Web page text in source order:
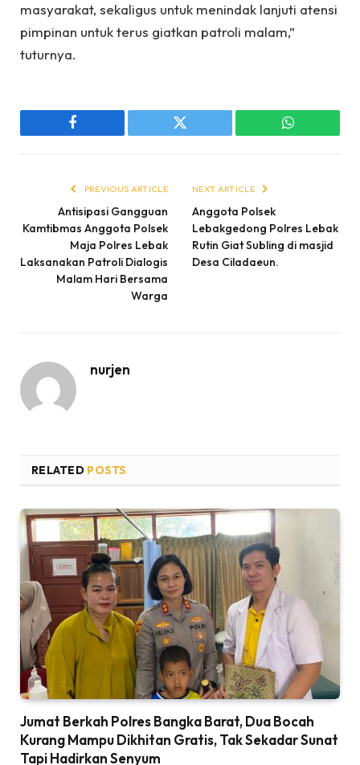
masyarakat, sekaligus untuk menindak lanjuti atensi
pimpinan untuk terus giatkan patroli malam,”
tuturnya.
Facebook Twitter WhatsApp
PREVIOUS ARTICLE
Antisipasi Gangguan
Kamtibmas Anggota Polsek
Maja Polres Lebak
Laksanakan Patroli Dialogis
Malam Hari Bersama
Warga
NEXT ARTICLE
Anggota Polsek
Lebakgedong Polres Lebak
Rutin Giat Subling di masjid
Desa Ciladaeun.
nurjen
RELATED POSTS
Jumat Berkah Polres Bangka Barat, Dua Bocah
Kurang Mampu Dikhitan Gratis, Tak Sekadar Sunat
Tapi Hadirkan Senyum